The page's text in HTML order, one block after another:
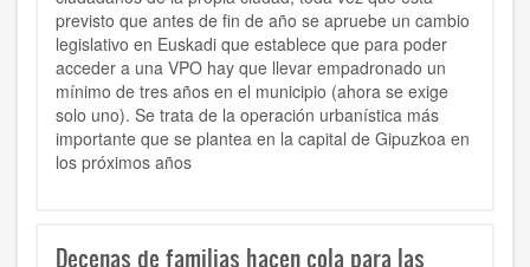
previsto que antes de fin de año se apruebe un cambio
legislativo en Euskadi que establece que para poder
acceder a una VPO hay que llevar empadronado un
mínimo de tres años en el municipio (ahora se exige
solo uno). Se trata de la operación urbanística más
importante que se plantea en la capital de Gipuzkoa en
los próximos años
Decenas de familias hacen cola para las